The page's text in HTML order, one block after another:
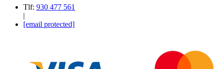
Tlf: 930 477 561
|
[email protected]